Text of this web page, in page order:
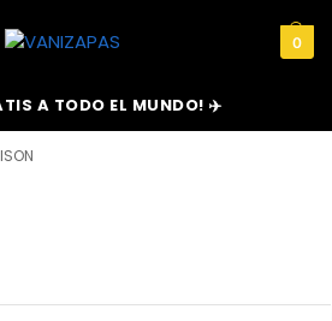
0
A TODO EL MUNDO! ✈️